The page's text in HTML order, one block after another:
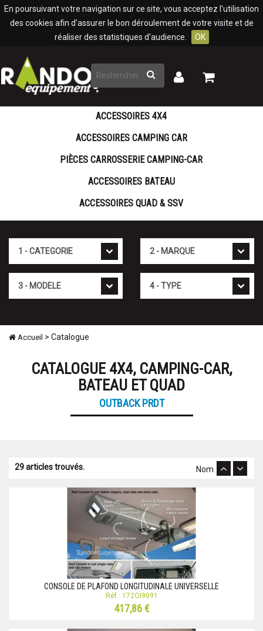
En poursuivant votre navigation sur ce site, vous acceptez l'utilisation
des cookies afin d'assurer le bon déroulement de votre visite et de
réaliser des statistiques d'audience.
OK
Rechercher
Mon
Mon
ACCESSOIRES 4X4
ACCESSOIRES CAMPING CAR
PIÈCES CARROSSERIE CAMPING-CAR
ACCESSOIRES BATEAU
ACCESSOIRES QUAD & SSV
Accueil > Catalogue
CATALOGUE 4X4, CAMPING-CAR,
BATEAU ET QUAD
OUTBACK PRDT
29 articles trouvés. Nom
CONSOLE DE PLAFOND LONGITUDINALE UNIVERSELLE
Réf.: 172OI9091
417,86 €
Panneau de gestion des cookies